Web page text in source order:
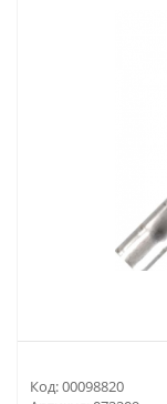
Код:00098820